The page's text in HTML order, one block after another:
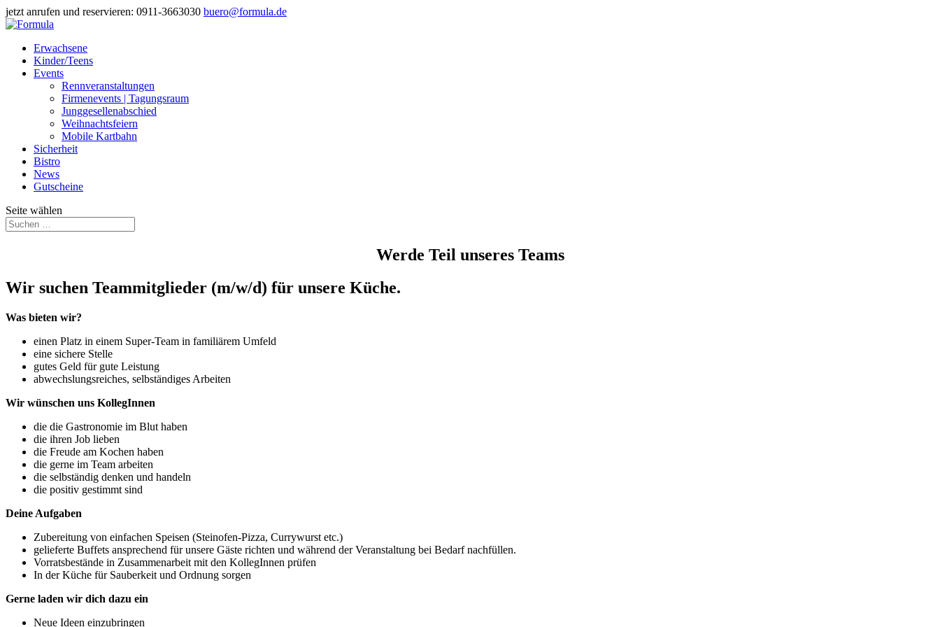
jetzt anrufen und reservieren: 0911-3663030 buero@formula.de
Erwachsene
Kinder/Teens
Events
Rennveranstaltungen
Firmenevents | Tagungsraum
Junggesellenabschied
Weihnachtsfeiern
Mobile Kartbahn
Sicherheit
Bistro
News
Gutscheine
Seite wählen
Werde Teil unseres Teams
Wir suchen Teammitglieder (m/w/d) für unsere Küche.
Was bieten wir?
einen Platz in einem Super-Team in familiärem Umfeld
eine sichere Stelle
gutes Geld für gute Leistung
abwechslungsreiches, selbständiges Arbeiten
Wir wünschen uns KollegInnen
die die Gastronomie im Blut haben
die ihren Job lieben
die Freude am Kochen haben
die gerne im Team arbeiten
die selbständig denken und handeln
die positiv gestimmt sind
Deine Aufgaben
Zubereitung von einfachen Speisen (Steinofen-Pizza, Currywurst etc.)
gelieferte Buffets ansprechend für unsere Gäste richten und während der Veranstaltung bei Bedarf nachfüllen.
Vorratsbestände in Zusammenarbeit mit den KollegInnen prüfen
In der Küche für Sauberkeit und Ordnung sorgen
Gerne laden wir dich dazu ein
Neue Ideen einzubringen